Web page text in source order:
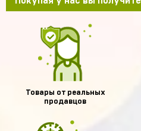
Товары от реальных
продавцов